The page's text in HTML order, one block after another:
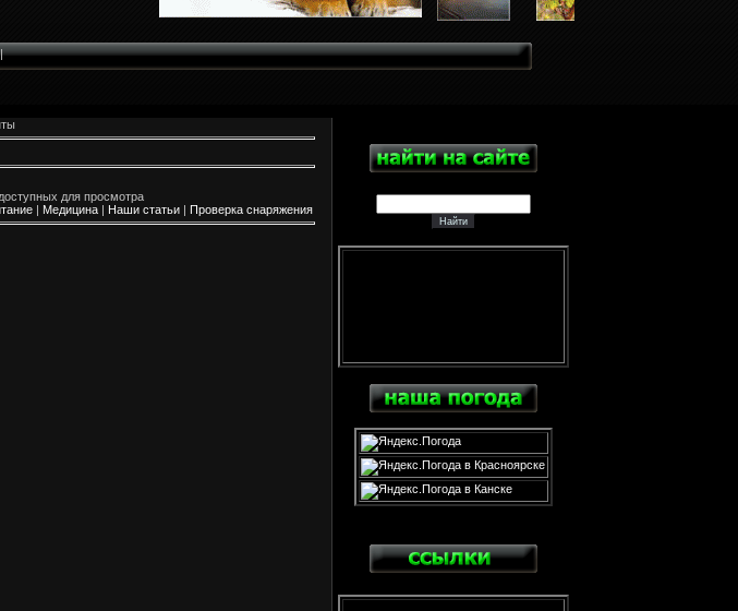
для просмотра
| Медицина | Наши статьи | Проверка снаряжения